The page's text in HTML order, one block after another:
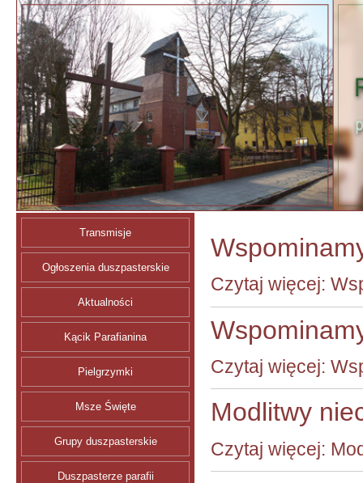
Transmisje
Ogłoszenia duszpasterskie
Aktualności
Kącik Parafianina
Pielgrzymki
Msze Święte
Grupy duszpasterskie
Duszpasterze parafii
Czytaj więcej:
Czytaj więcej:
Modlitwy
Czytaj więcej: